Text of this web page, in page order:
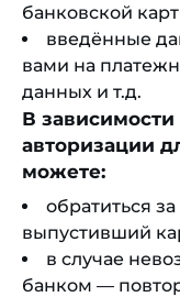
банковской
введённые
вами на
данных и т.д.
В
авторизации
можете:
обратиться
выпустивший
в случае
банком —